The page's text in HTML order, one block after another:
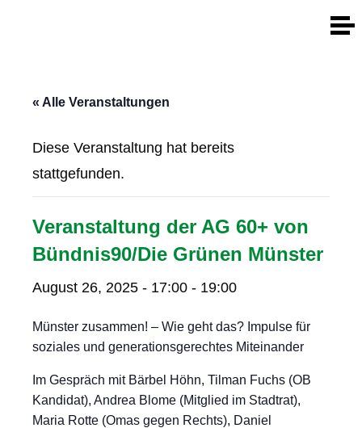
« Alle Veranstaltungen
Diese Veranstaltung hat bereits
stattgefunden.
Veranstaltung der AG 60+ von
Bündnis90/Die Grünen Münster
August 26, 2025 - 17:00 - 19:00
Münster zusammen! – Wie geht das? Impulse für
soziales und generationsgerechtes Miteinander
Im Gespräch mit Bärbel Höhn, Tilman Fuchs (OB
Kandidat), Andrea Blome (Mitglied im Stadtrat),
Maria Rotte (Omas gegen Rechts), Daniel